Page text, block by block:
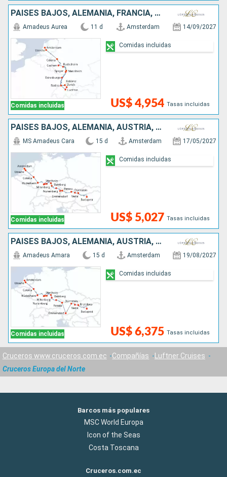
PAISES BAJOS, ALEMANIA, FRANCIA, SUIZA
Comidas incluidas
Amadeus Aurea 11 d Amsterdam 14/09/2027
US$ 4,954 Tasas incluidas
Comidas incluidas
PAISES BAJOS, ALEMANIA, AUSTRIA, ESLOVAQUIA, HUNGRÍA
Comidas incluidas
MS Amadeus Cara 15 d Amsterdam 17/05/2027
US$ 5,027 Tasas incluidas
Comidas incluidas
PAISES BAJOS, ALEMANIA, AUSTRIA, ESLOVAQUIA, HUNGRÍA
Comidas incluidas
Amadeus Amara 15 d Amsterdam 19/08/2027
US$ 6,375 Tasas incluidas
Comidas incluidas
Cruceros www.cruceros.com.ec Compañías
Luftner Cruises
Cruceros Europa del Norte
Barcos más populares
MSC World Europa
Icon of the Seas
Costa Toscana
Cruceros.com.ec